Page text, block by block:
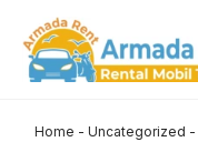
Home - Uncategorized -